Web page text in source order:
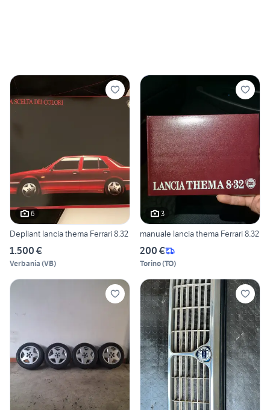
6
Depliant lancia thema Ferrari 8.32
1.500 €
Verbania (VB)
3
manuale lancia thema Ferrari 8.32
200 €
Torino(TO)